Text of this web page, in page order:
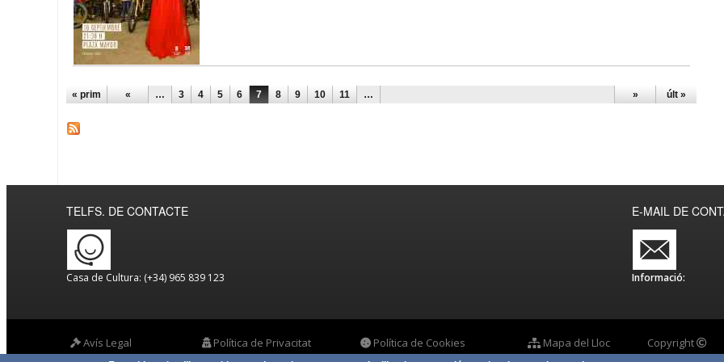
PÀGINES
« prim « … 3 4 5 6 7 8 9 10 11 … » últ »
TELFS. DE CONTACTE
Casa de Cultura: (+34) 965 839 123
E-MAIL DE
Informació:
Avís Legal Política de Privacitat Política de Cookies Mapa del Lloc
Copyright
Ajuntament de